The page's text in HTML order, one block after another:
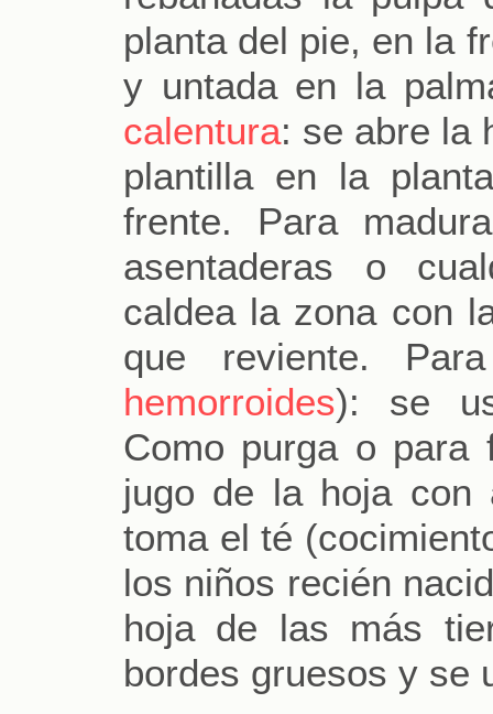
planta del pie, en la
y untada en la
calentura: se abre la
plantilla en la
frente. Para
asentaderas o
caldea la zona con
que reviente.
hemorroides): se
Como purga o
jugo de la hoja
toma el té
los niños recién
hoja de las más
bordes gruesos y se